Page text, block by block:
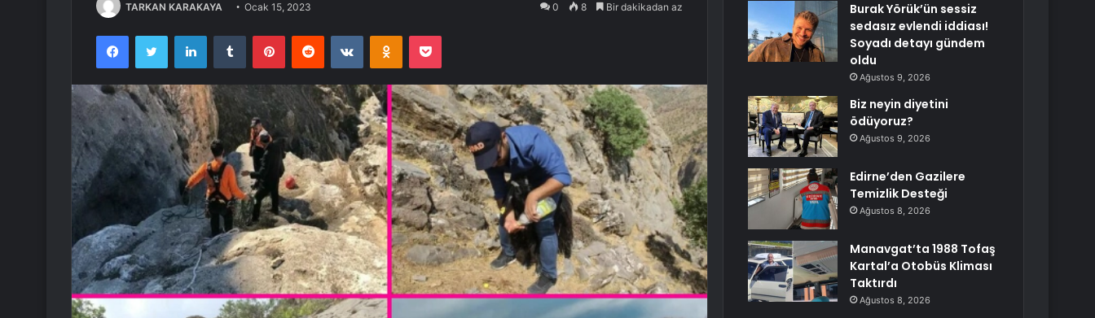
TARKAN KARAKAYA Ocak 15, 2023 0 8 Bir dakikadan az
FacebookTwitter LinkedInTumblr PinterestReddit VKontakteOdnoklassniki
Pocket
Burak Yörük’ün sessiz
sedasız evlendi iddiası!
Soyadı detayı gündem
oldu
Ağustos 9, 2026
Biz neyin diyetini
ödüyoruz?
Ağustos 9, 2026
Edirne’den Gazilere
Temizlik Desteği
Ağustos 8, 2026
Manavgat’ta 1988 Tofaş
Kartal’a Otobüs Kliması
Taktırdı
Ağustos 8, 2026